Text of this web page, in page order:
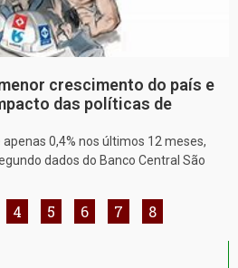
crescimento do país e
das políticas de
0,4% nos últimos 12 meses,
dados do Banco Central São
4 5 6 7 8